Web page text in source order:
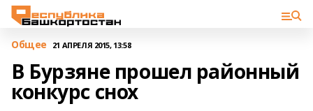
Общее 21 АПРЕЛЯ 2015, 13:58
В Бурзяне прошел районный
конкурс снох